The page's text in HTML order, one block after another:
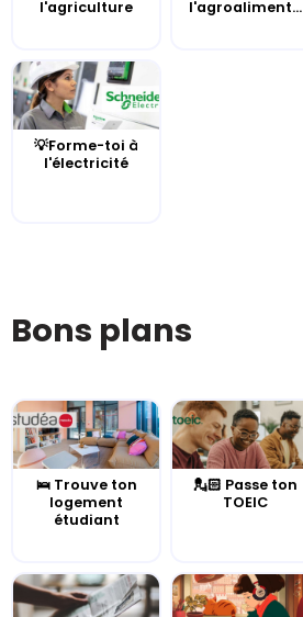
l'agriculture l'agroaliment...
💡Forme-toi à
l'électricité
Bons plans
🛌 Trouve ton
logement
étudiant
💂🏻 Passe ton
TOEIC